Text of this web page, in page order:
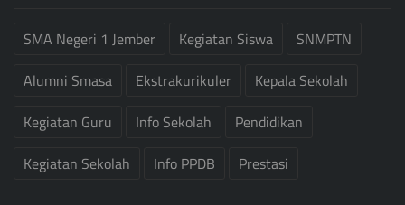
SMA Negeri 1 Jember Kegiatan Siswa
SNMPTN
Alumni Smasa
Ekstrakurikuler
Kepala Sekolah
Kegiatan Guru
Info Sekolah
Pendidikan
Kegiatan Sekolah
Info PPDB Prestasi